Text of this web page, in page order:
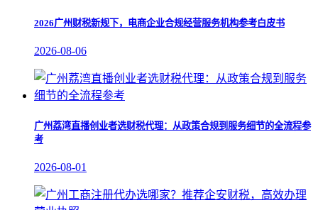
2026广州财税新规下，电商企业合规经营服务机构参考白皮书
2026-08-06
广州荔湾直播创业者选财税代理：从政策合规到服务细节的全流程参
考
2026-08-01